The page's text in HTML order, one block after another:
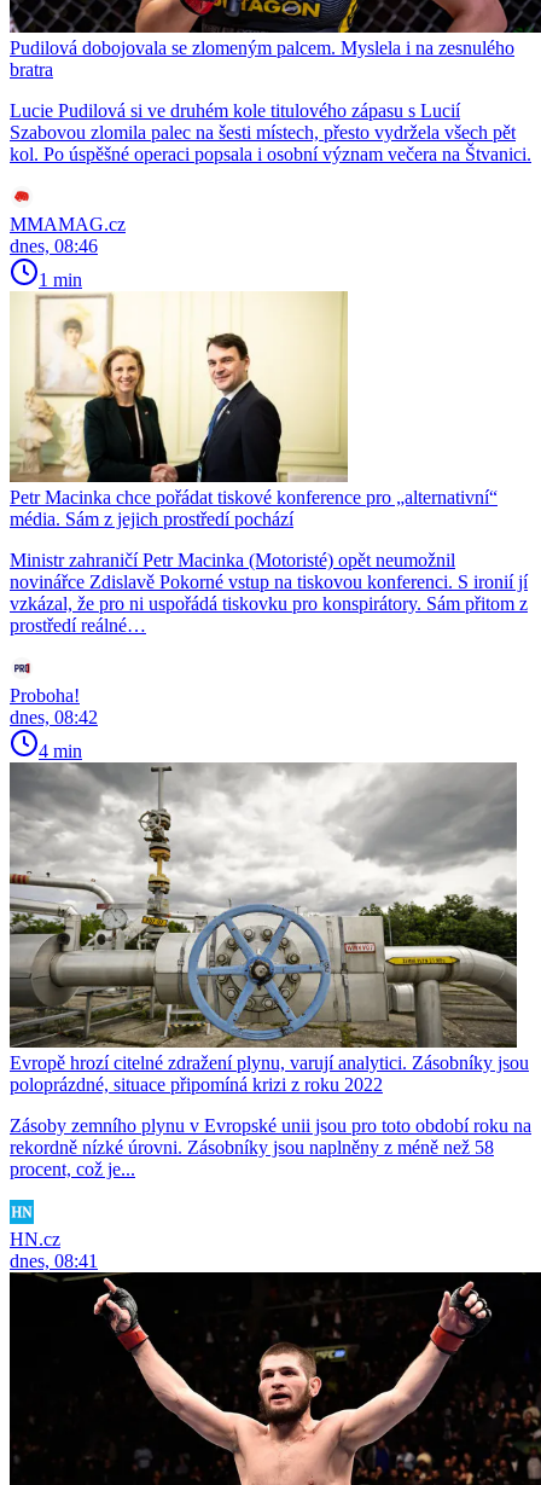
Pudilová dobojovala se zlomeným palcem. Myslela i na zesnulého
bratra
Lucie Pudilová si ve druhém kole titulového zápasu s Lucií
Szabovou zlomila palec na šesti místech, přesto vydržela všech pět
kol. Po úspěšné operaci popsala i osobní význam večera na Štvanici.
MMAMAG.cz
dnes, 08:46
1 min
Petr Macinka chce pořádat tiskové konference pro „alternativní“
média. Sám z jejich prostředí pochází
Ministr zahraničí Petr Macinka (Motoristé) opět neumožnil
novinářce Zdislavě Pokorné vstup na tiskovou konferenci. S ironií jí
vzkázal, že pro ni uspořádá tiskovku pro konspirátory. Sám přitom z
prostředí reálné…
Proboha!
dnes, 08:42
4 min
Evropě hrozí citelné zdražení plynu, varují analytici. Zásobníky jsou
poloprázdné, situace připomíná krizi z roku 2022
Zásoby zemního plynu v Evropské unii jsou pro toto období roku na
rekordně nízké úrovni. Zásobníky jsou naplněny z méně než 58
procent, což je...
HN.cz
dnes, 08:41